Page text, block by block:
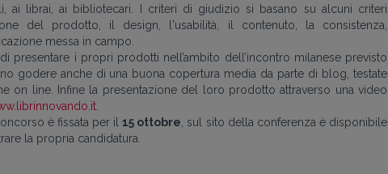
ai librai, ai bibliotecari. I criteri di giudizio si basano su alcuni criteri
del prodotto, il design, l'usabilità, il contenuto, la consistenza,
messa in campo.
presentare i propri prodotti nell’ambito dell’incontro milanese previsto
godere anche di una buona copertura media da parte di blog, testate
on line. Infine la presentazione del loro prodotto attraverso una video
è fissata per il15 ottobre , sul sito della conferenza è disponibile
la propria candidatura.